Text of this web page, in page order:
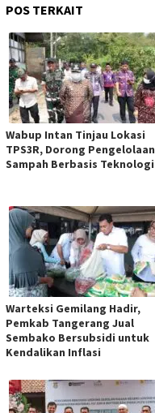
POS TERKAIT
Wabup Intan Tinjau Lokasi
TPS3R, Dorong Pengelolaan
Sampah Berbasis Teknologi
Warteksi Gemilang Hadir,
Pemkab Tangerang Jual
Sembako Bersubsidi untuk
Kendalikan Inflasi